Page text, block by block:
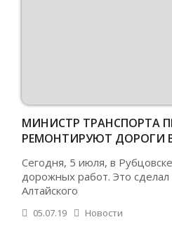
МИНИСТР ТРАНСПОРТА
РЕМОНТИРУЮТ ДОРОГИ
Сегодня, 5 июля, в
дорожных работ. Это сделал
Алтайского
05.07.19 Новости